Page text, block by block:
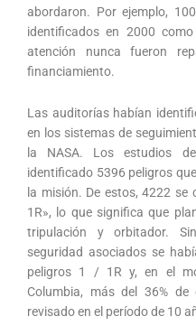
abordaron. Por ejemplo,
identificados en 2000
atención nunca fueron
financiamiento.
Las auditorías habían
en los sistemas de
la NASA. Los estudios
identificado 5396 peligros
la misión. De estos, 4222
1R», lo que significa que
tripulación y orbitador.
seguridad asociados se
peligros 1 / 1R y, en el
Columbia, más del 36%
revisado en el período de 10